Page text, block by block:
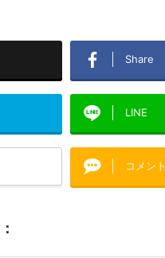
Share
LINE
コメント